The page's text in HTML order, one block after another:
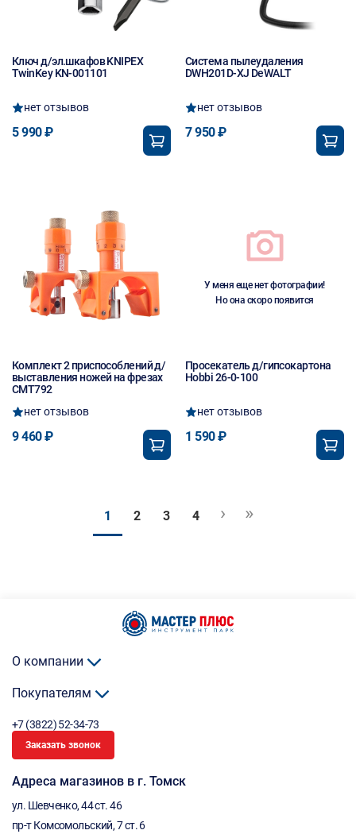
Ключ д/эл.шкафов KNIPEX
TwinKey KN-001101
нет отзывов
5 990 ₽
Система пылеудаления
DWH201D-XJ DeWALT
нет отзывов
7 950 ₽
Комплект 2 приспособлений д/
выставления ножей на фрезах
CMT792
нет отзывов
9 460 ₽
У меня еще нет фотографии!
Но она скоро появится
Просекатель д/гипсокартона
Hobbi 26-0-100
нет отзывов
1 590 ₽
1 2 3 4 › »
О компании
Покупателям
+7 (3822) 52-34-73
Заказать звонок
Адреса магазинов в г. Томск
ул. Шевченко, 44 ст. 46
пр-т Комсомольский, 7 ст. 6